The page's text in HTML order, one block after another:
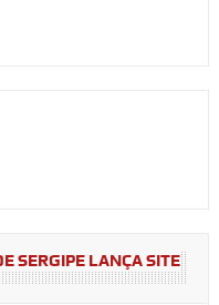
SERGIPE LANÇA SITE